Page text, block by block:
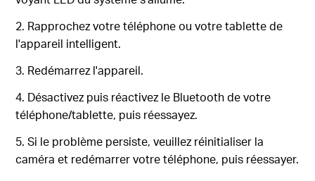
2. Rapprochez votre téléphone ou votre tablette de
l'appareil intelligent.
3. Redémarrez l'appareil.
4. Désactivez puis réactivez le Bluetooth de votre
téléphone/tablette, puis réessayez.
5. Si le problème persiste, veuillez réinitialiser la
caméra et redémarrer votre téléphone, puis réessayer.